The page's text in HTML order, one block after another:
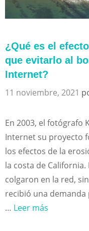
¿Qué es el
que evitarlo al
Internet?
11 noviembre, 2021
En 2003, el fotógrafo
Internet su proyecto
los efectos de la
la costa de
colgaron en la red,
recibió una demanda
… Leer más